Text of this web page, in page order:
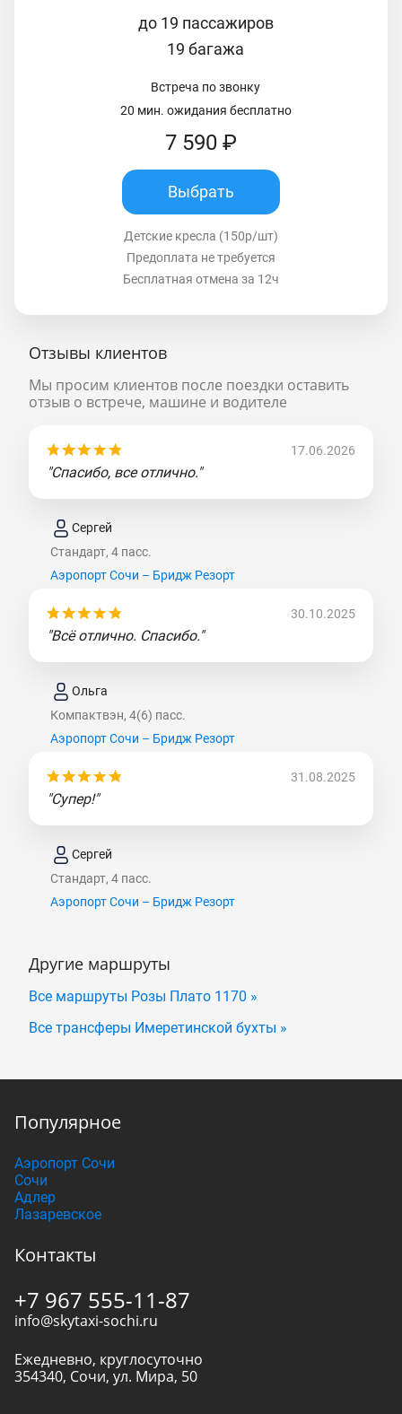
до 19 пассажиров
19 багажа
Встреча по звонку
20 мин. ожидания бесплатно
7 590 ₽
Выбрать
Детские кресла (150р/шт)
Предоплата не требуется
Бесплатная отмена за 12ч
Отзывы клиентов
Мы просим клиентов после поездки оставить
отзыв о встрече, машине и водителе
17.06.2026
"Спасибо, все отлично."
Сергей
Стандарт, 4 пасс.
Аэропорт Сочи – Бридж Резорт
30.10.2025
"Всё отлично. Спасибо."
Ольга
Компактвэн, 4(6) пасс.
Аэропорт Сочи – Бридж Резорт
31.08.2025
"Супер!"
Сергей
Стандарт, 4 пасс.
Аэропорт Сочи – Бридж Резорт
Другие маршруты
Все маршруты Розы Плато 1170 »
Все трансферы Имеретинской бухты »
Популярное
Аэропорт Сочи
Сочи
Адлер
Лазаревское
Контакты
+7 967 555-11-87
info@skytaxi-sochi.ru
Ежедневно, круглосуточно
354340, Сочи, ул. Мира, 50